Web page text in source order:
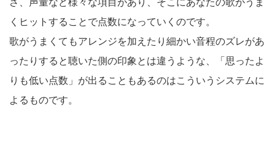
さ、声量など様々な項目があり、そこにあなたの歌がうま
くヒットすることで点数になっていくのです。
歌がうまくてもアレンジを加えたり細かい音程のズレがあ
ったりすると聴いた側の印象とは違うような、「思ったよ
りも低い点数」が出ることもあるのはこういうシステムに
よるものです。